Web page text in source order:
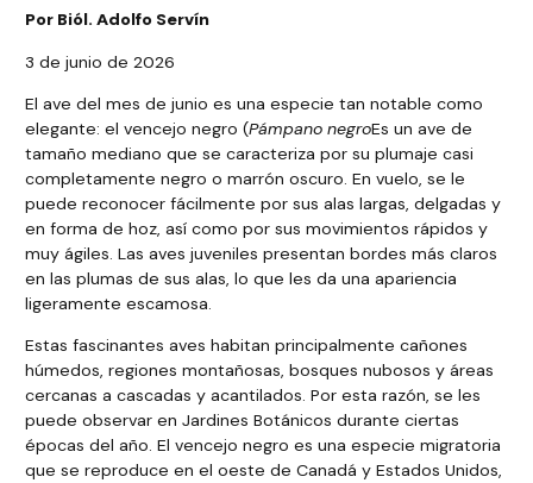
Por Biól. Adolfo Servín
3 de junio de 2026
El ave del mes de junio es una especie tan notable como
elegante: el vencejo negro (Pámpano negroEs un ave de
tamaño mediano que se caracteriza por su plumaje casi
completamente negro o marrón oscuro. En vuelo, se le
puede reconocer fácilmente por sus alas largas, delgadas y
en forma de hoz, así como por sus movimientos rápidos y
muy ágiles. Las aves juveniles presentan bordes más claros
en las plumas de sus alas, lo que les da una apariencia
ligeramente escamosa.
Estas fascinantes aves habitan principalmente cañones
húmedos, regiones montañosas, bosques nubosos y áreas
cercanas a cascadas y acantilados. Por esta razón, se les
puede observar en Jardines Botánicos durante ciertas
épocas del año. El vencejo negro es una especie migratoria
que se reproduce en el oeste de Canadá y Estados Unidos,